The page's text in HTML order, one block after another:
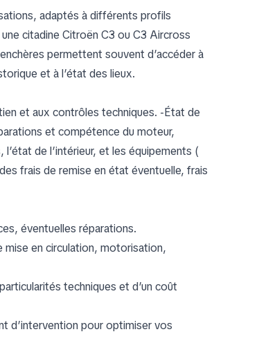
adaptés à différents profils
citadine Citroën C3 ou C3 Aircross
permettent souvent d’accéder à
et à l’état des lieux.
et aux contrôles techniques. -État de
et compétence du moteur,
de l’intérieur, et les équipements (
frais de remise en état éventuelle, frais
éventuelles réparations.
mise en circulation, motorisation,
techniques et d’un coût
d’intervention pour optimiser vos